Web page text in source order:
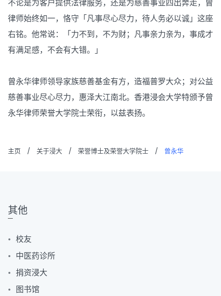
不论是为客户提供法律服务，还是为慈善事业四出奔走，曾
律师始终如一，恪守「凡事尽心尽力，待人务必以诚」这座
右铭。他常说：「力不到，不为财；凡事亲力亲为，事成才
有满足感，不会有大错。」
曾永华律师领导家族慈善基金有方，造福普罗大众；对公益
慈善事业尽心尽力，惠泽大江南北。香港浸会大学特颁予曾
永华律师荣誉大学院士荣衔，以兹表扬。
主页 / 关于浸大 / 荣誉博士及荣誉大学院士 / 曾永华
其他
校友
中医药诊所
捐资浸大
图书馆